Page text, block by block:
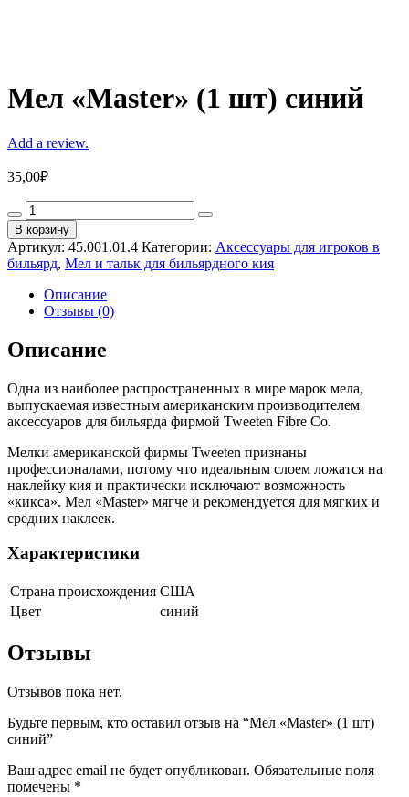
Мел «Master» (1 шт) синий
Add a review.
35,00₽
Мел
«Master»
(1
шт)
синий
quantity
В корзину
Артикул: 45.001.01.4 Категории: Аксессуары для игроков в
бильярд, Мел и тальк для бильярдного кия
Описание
Отзывы (0)
Описание
Одна из наиболее распространенных в мире марок мела,
выпускаемая известным американским производителем
аксессуаров для бильярда фирмой Tweeten Fibre Co.
Мелки американской фирмы Tweeten признаны
профессионалами, потому что идеальным слоем ложатся на
наклейку кия и практически исключают возможность
«кикса». Мел «Master» мягче и рекомендуется для мягких и
средних наклеек.
Характеристики
Страна происхождения США
Цвет
синий
Отзывы
Отзывов пока нет.
Будьте первым, кто оставил отзыв на “Мел «Master» (1 шт)
синий”
Ваш адрес email не будет опубликован. Обязательные поля
помечены *